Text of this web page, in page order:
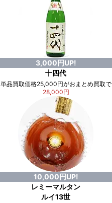
3,000円UP!
十四代
単品買取価格25,000円がおまとめ買取で
28,000円
10,000円UP!
レミーマルタン
ルイ13世